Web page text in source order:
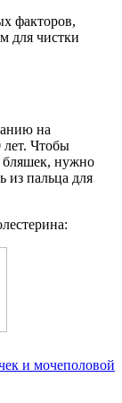
факторов,
для чистки
на
лет. Чтобы
бляшек, нужно
из пальца для
и мочеполовой